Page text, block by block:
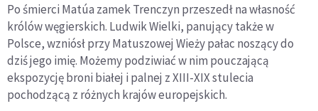
Po śmierci Matúa zamek Trenczyn przeszedł na własność
królów węgierskich. Ludwik Wielki, panujący także w
Polsce, wzniósł przy Matuszowej Wieży pałac noszący do
dziś jego imię. Możemy podziwiać w nim pouczającą
ekspozycję broni białej i palnej z XIII-XIX stulecia
pochodzącą z różnych krajów europejskich.